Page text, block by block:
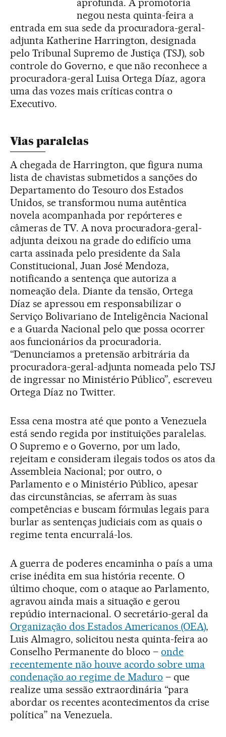
aprofunda. A promotoria
negou nesta quinta-feira a
entrada em sua sede da procuradora-geral-
adjunta Katherine Harrington, designada
pelo Tribunal Supremo de Justiça (TSJ), sob
controle do Governo, e que não reconhece a
procuradora-geral Luisa Ortega Díaz, agora
uma das vozes mais críticas contra o
Executivo.
Vias paralelas
A chegada de Harrington, que figura numa
lista de chavistas submetidos a sanções do
Departamento do Tesouro dos Estados
Unidos, se transformou numa autêntica
novela acompanhada por repórteres e
câmeras de TV. A nova procuradora-geral-
adjunta deixou na grade do edifício uma
carta assinada pelo presidente da Sala
Constitucional, Juan José Mendoza,
notificando a sentença que autoriza a
nomeação dela. Diante da tensão, Ortega
Díaz se apressou em responsabilizar o
Serviço Bolivariano de Inteligência Nacional
e a Guarda Nacional pelo que possa ocorrer
aos funcionários da procuradoria.
“Denunciamos a pretensão arbitrária da
procuradora-geral-adjunta nomeada pelo TSJ
de ingressar no Ministério Público”, escreveu
Ortega Díaz no Twitter.
Essa cena mostra até que ponto a Venezuela
está sendo regida por instituições paralelas.
O Supremo e o Governo, por um lado,
rejeitam e consideram ilegais todos os atos da
Assembleia Nacional; por outro, o
Parlamento e o Ministério Público, apesar
das circunstâncias, se aferram às suas
competências e buscam fórmulas legais para
burlar as sentenças judiciais com as quais o
regime tenta encurralá-los.
A guerra de poderes encaminha o país a uma
crise inédita em sua história recente. O
último choque, com o ataque ao Parlamento,
agravou ainda mais a situação e gerou
repúdio internacional. O secretário-geral da
Organização dos Estados Americanos (OEA),
Luis Almagro, solicitou nesta quinta-feira ao
Conselho Permanente do bloco –onde
recentemente não houve acordo sobre uma
condenação ao regime de Maduro – que
realize uma sessão extraordinária “para
abordar os recentes acontecimentos da crise
política” na Venezuela.